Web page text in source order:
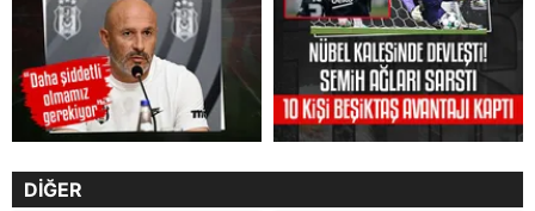
DİĞER